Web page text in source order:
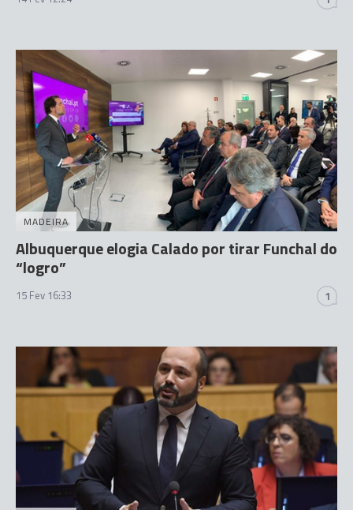
MADEIRA
Albuquerque elogia Calado por tirar Funchal do
“logro”
15 Fev 16:33 1